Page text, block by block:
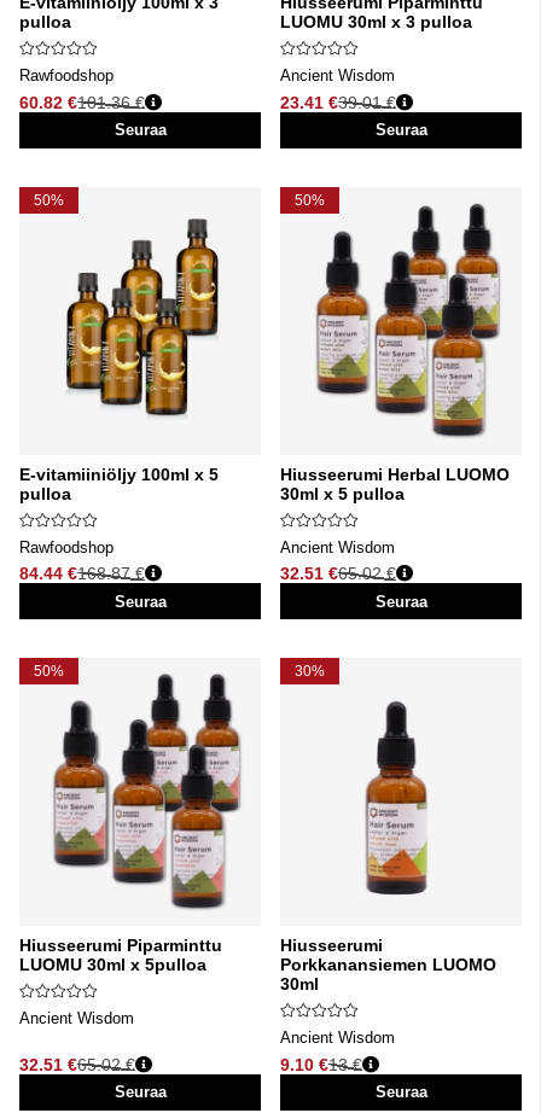
pulloa
Rawfoodshop
60.82 €
Normaali hinta
101.36 €
Seuraa
LUOMU 30ml x 3 pulloa
Ancient Wisdom
23.41 €
Normaali hinta
39.01 €
Seuraa
50%
E-vitamiiniöljy 100ml x 5
pulloa
Rawfoodshop
84.44 €
Normaali hinta
168.87 €
Seuraa
50%
Hiusseerumi Herbal LUOMO
30ml x 5 pulloa
Ancient Wisdom
32.51 €
Normaali hinta
65.02 €
Seuraa
50%
Hiusseerumi Piparminttu
LUOMU 30ml x 5pulloa
Ancient Wisdom
32.51 €
Normaali hinta
65.02 €
Seuraa
30%
Hiusseerumi
Porkkanansiemen LUOMO
30ml
Ancient Wisdom
9.10 €
Normaali hinta
13 €
Seuraa